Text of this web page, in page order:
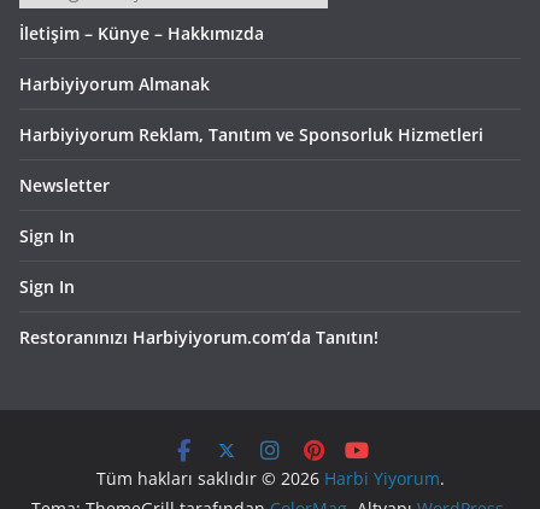
İletişim – Künye – Hakkımızda
Harbiyiyorum Almanak
Harbiyiyorum Reklam, Tanıtım ve Sponsorluk Hizmetleri
Newsletter
Sign In
Sign In
Restoranınızı Harbiyiyorum.com’da Tanıtın!
Tüm hakları saklıdır © 2026 Harbi Yiyorum.